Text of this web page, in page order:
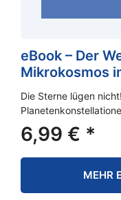
eBook – Der
Mikrokosmos
Die Sterne lügen
6,99 € *
MEHR